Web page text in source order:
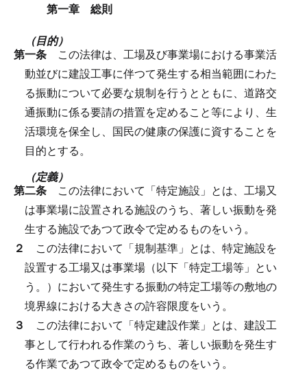
第一章 総則
（目的）
第一条 この法律は、工場及び事業場における事業活
動並びに建設工事に伴つて発生する相当範囲にわた
る振動について必要な規制を行うとともに、道路交
通振動に係る要請の措置を定めること等により、生
活環境を保全し、国民の健康の保護に資することを
目的とする。
（定義）
第二条 この法律において「特定施設」とは、工場又
は事業場に設置される施設のうち、著しい振動を発
生する施設であつて政令で定めるものをいう。
２ この法律において「規制基準」とは、特定施設を
設置する工場又は事業場（以下「特定工場等」とい
う。）において発生する振動の特定工場等の敷地の
境界線における大きさの許容限度をいう。
３ この法律において「特定建設作業」とは、建設工
事として行われる作業のうち、著しい振動を発生す
る作業であつて政令で定めるものをいう。